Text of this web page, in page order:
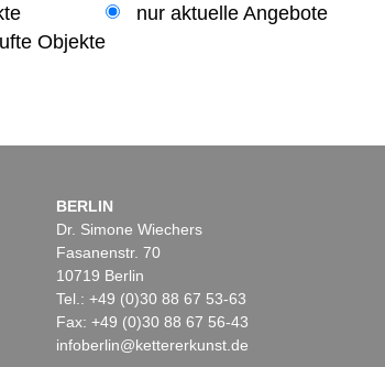
nur aktuelle Angebote
Objekte
BERLIN
Dr. Simone Wiechers
Fasanenstr. 70
10719 Berlin
Tel.: +49 (0)30 88 67 53-63
Fax: +49 (0)30 88 67 56-43
infoberlin@kettererkunst.de